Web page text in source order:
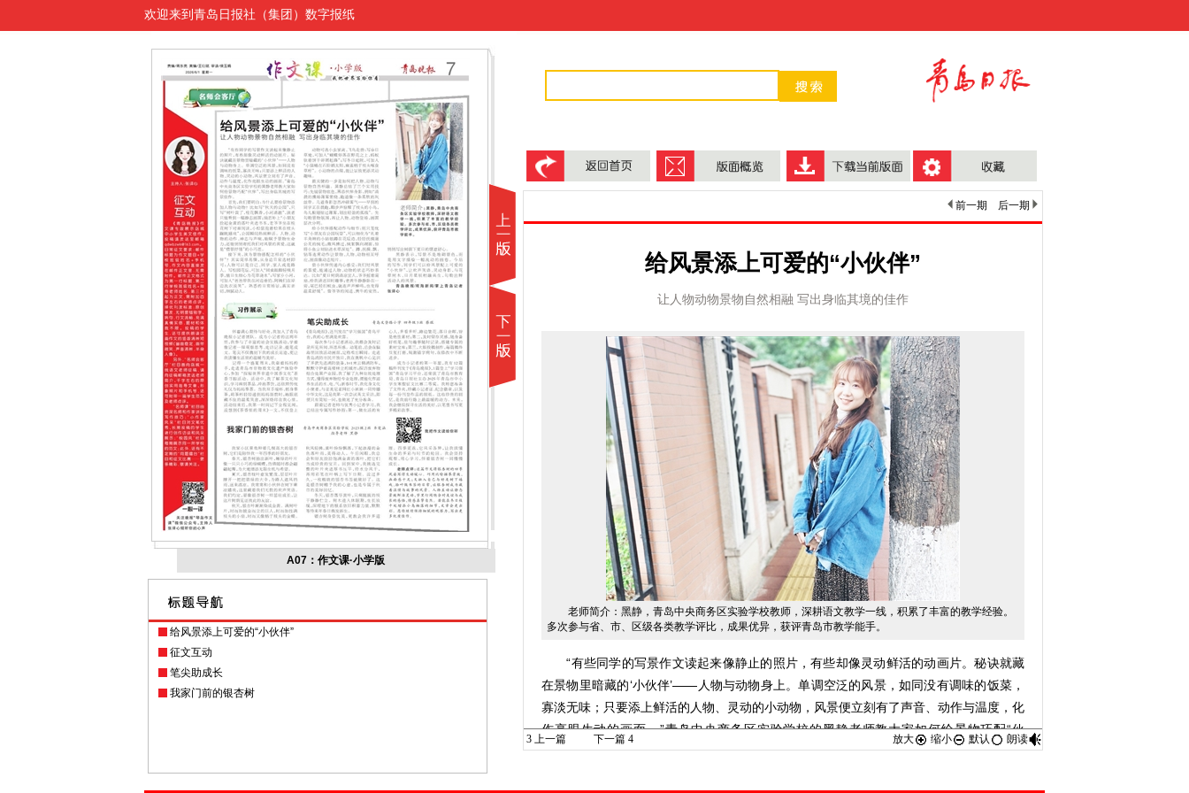
欢迎来到青岛日报社（集团）数字报纸
A07：作文课·小学版
给风景添上可爱的“小伙伴”
征文互动
笔尖助成长
我家门前的银杏树
前一期 后一期
给风景添上可爱的“小伙伴”
让人物动物景物自然相融 写出身临其境的佳作
老师简介：黑静，青岛中央商务区实验学校教师，深耕语文教学一线，积累了丰富的教学经验。
多次参与省、市、区级各类教学评比，成果优异，获评青岛市教学能手。
“有些同学的写景作文读起来像静止的照片，有些却像灵动鲜活的动画片。秘诀就藏
在景物里暗藏的‘小伙伴’——人物与动物身上。单调空泛的风景，如同没有调味的饭菜，
寡淡无味；只要添上鲜活的人物、灵动的小动物，风景便立刻有了声音、动作与温度，化
作亮眼生动的画面。”青岛中央商务区实验学校的黑静老师教大家如何给景物巧配“伙
伴”，写出身临其境的写景佳作。
3 上一篇 下一篇 4 放大 缩小 默认 朗读